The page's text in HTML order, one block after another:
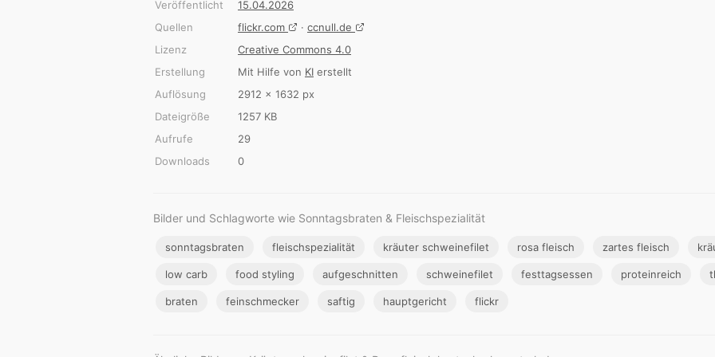
Veröffentlicht
15.04.2026
Quellen
flickr.com · ccnull.de
Lizenz
Creative Commons 4.0
Erstellung
Mit Hilfe von KI erstellt
Auflösung
2912 × 1632 px
Dateigröße
1257 KB
Aufrufe
29
Downloads
0
Bilder und Schlagworte wie Sonntagsbraten & Fleischspezialität
sonntagsbraten fleischspezialität kräuter schweinefilet rosa fleisch zartes fleisch
low carb food styling aufgeschnitten schweinefilet festtagsessen proteinreich
braten feinschmecker saftig hauptgericht flickr